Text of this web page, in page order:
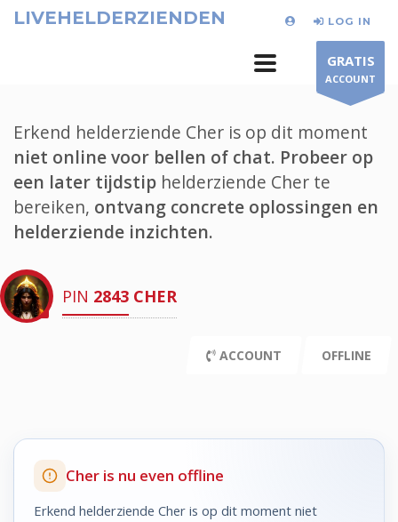
LIVEHELDERZIENDEN LOG IN
GRATIS
ACCOUNT
Erkend helderziende Cher is op dit moment
niet online voor bellen of chat. Probeer op
een later tijdstip helderziende Cher te
bereiken, ontvang concrete oplossingen en
helderziende inzichten.
PIN 2843 CHER
ACCOUNT OFFLINE
Cher is nu even offline
Erkend helderziende Cher is op dit moment niet